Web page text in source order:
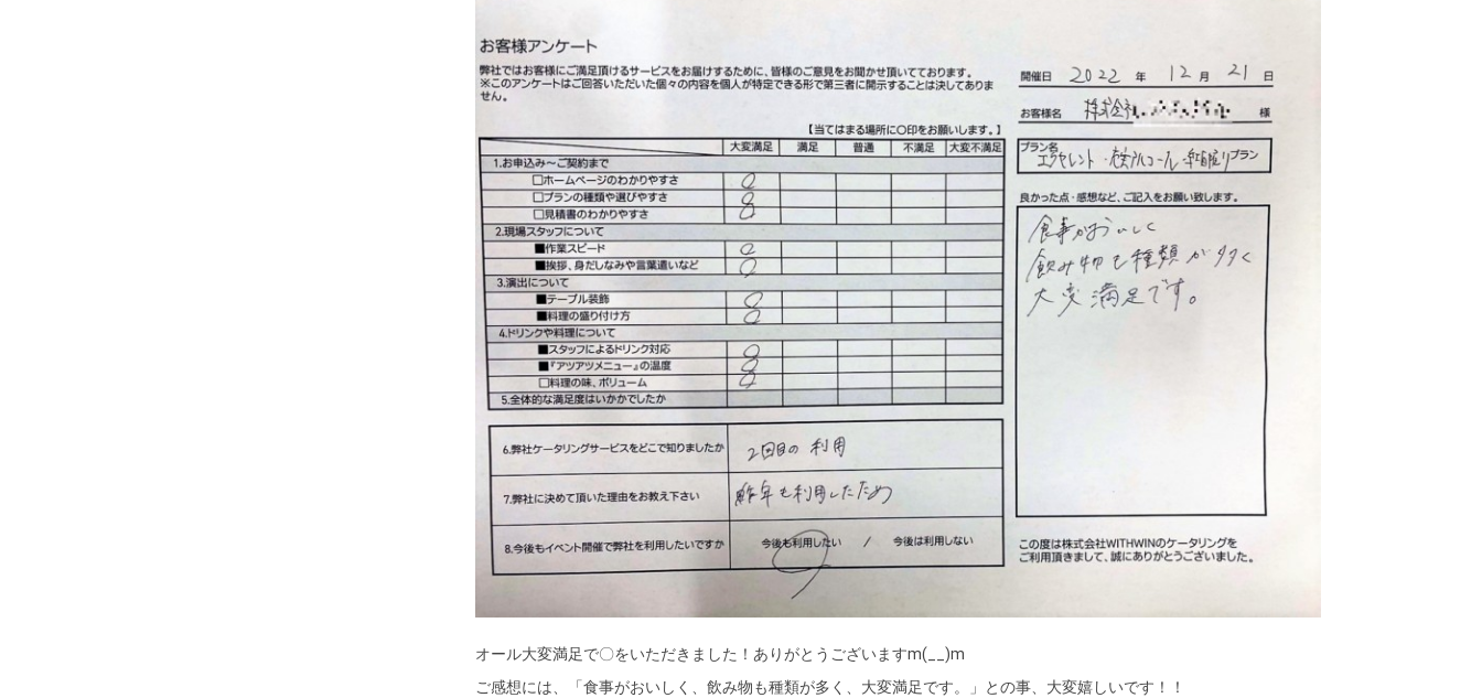
オール大変満足で〇をいただきました！ありがとうございますm(__)m
ご感想には、「食事がおいしく、飲み物も種類が多く、大変満足です。」との事、大変嬉しいです！！